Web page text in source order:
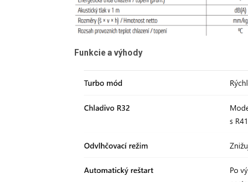
Funkcie a výhody